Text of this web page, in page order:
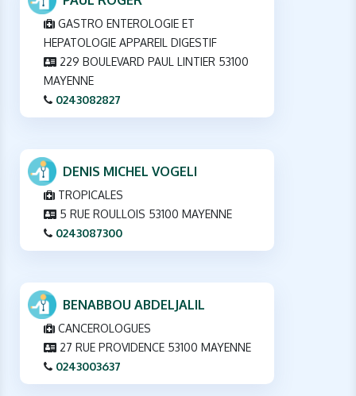
GASTRO ENTEROLOGIE ET
HEPATOLOGIE APPAREIL DIGESTIF
229 BOULEVARD PAUL LINTIER 53100
MAYENNE
0243082827
DENIS MICHEL VOGELI
TROPICALES
5 RUE ROULLOIS 53100 MAYENNE
0243087300
BENABBOU ABDELJALIL
CANCEROLOGUES
27 RUE PROVIDENCE 53100 MAYENNE
0243003637